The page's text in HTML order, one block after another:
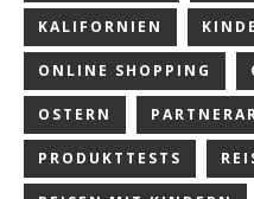
KALIFORNIEN
ONLINE SHOPPING
OSTERN
PRODUKTTESTS